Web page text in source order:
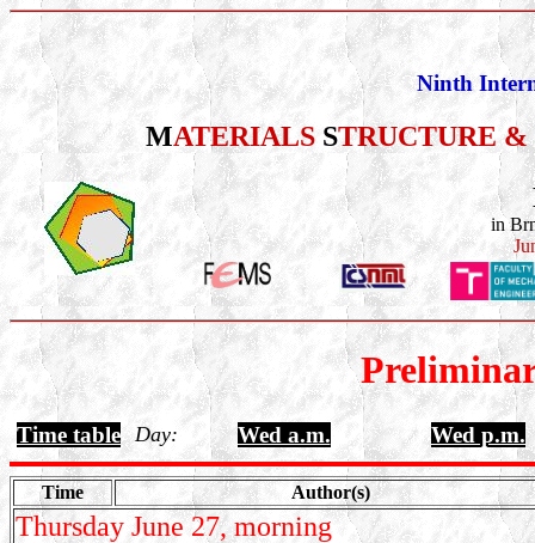
Ninth
MATERIALS STRUCTURE &
in
Time table Day: Wed a.m. Wed p.m.
Time Author(s)
Thursday June 27, morning